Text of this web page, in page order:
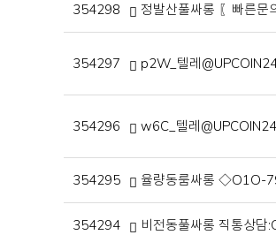
354298 정발산풀싸롱 〖빠른
354297 p2W_텔레
354296 w6C_텔레
354295 율량동룸싸롱 ◇O1O-
354294 비전동풀싸롱 직통상